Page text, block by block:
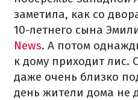
заметила, как со
10-летнего сына
News. А потом
к дому приходит лис.
даже очень близко
день жители дома не